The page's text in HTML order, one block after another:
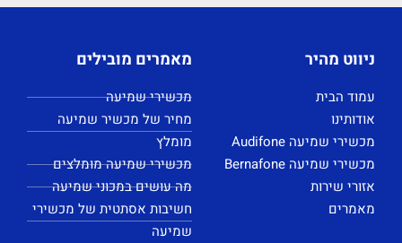
ניווט מהיר
עמוד הבית
אודותינו
מכשירי שמיעה Audifone
מכשירי שמיעה Bernafone
אזורי שירות
מאמרים
מאמרים מובילים
מכשירי שמיעה
מחיר של מכשיר שמיעה
מומלץ
מכשירי שמיעה מומלצים
מה עושים במכוני שמיעה
חשיבות אסתטית של מכשירי
שמיעה